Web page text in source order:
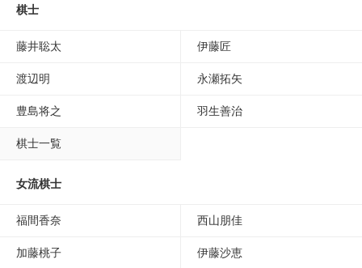
棋士
藤井聡太 伊藤匠
渡辺明 永瀬拓矢
豊島将之 羽生善治
棋士一覧
女流棋士
福間香奈 西山朋佳
加藤桃子 伊藤沙恵